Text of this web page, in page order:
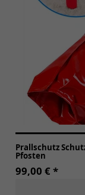
Prallschutz
Pfosten
99,00 € *